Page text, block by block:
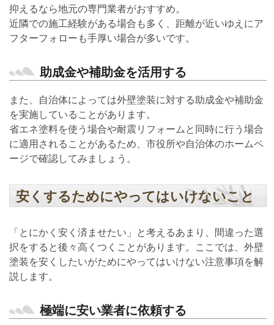
抑えるなら地元の専門業者がおすすめ。
近隣での施工経験がある場合も多く、距離が近いゆえにア
フターフォローも手厚い場合が多いです。
助成金や補助金を活用する
また、自治体によっては外壁塗装に対する助成金や補助金
を実施していることがあります。
省エネ塗料を使う場合や耐震リフォームと同時に行う場合
に適用されることがあるため、市役所や自治体のホームペ
ージで確認してみましょう。
安くするためにやってはいけないこと
「とにかく安く済ませたい」と考えるあまり、間違った選
択をすると後々高くつくことがあります。ここでは、外壁
塗装を安くしたいがためにやってはいけない注意事項を解
説します。
極端に安い業者に依頼する